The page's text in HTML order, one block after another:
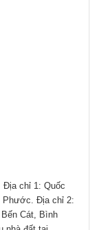
Địa chỉ 1: Quốc
Phước. Địa chỉ 2:
Cát, Bình